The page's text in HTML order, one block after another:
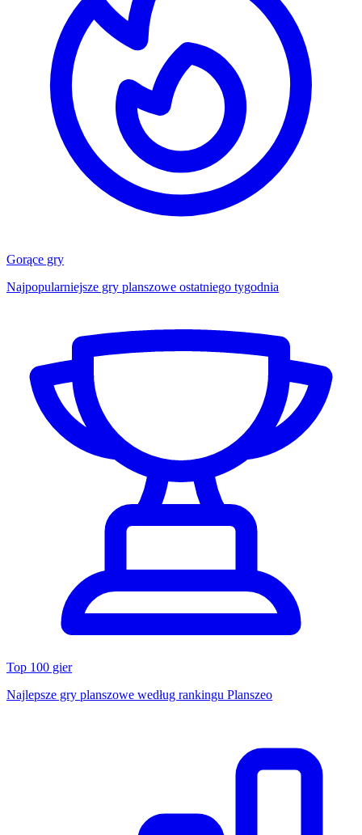
Gorące gry
Najpopularniejsze gry planszowe ostatniego tygodnia
Top 100 gier
Najlepsze gry planszowe według rankingu Planszeo